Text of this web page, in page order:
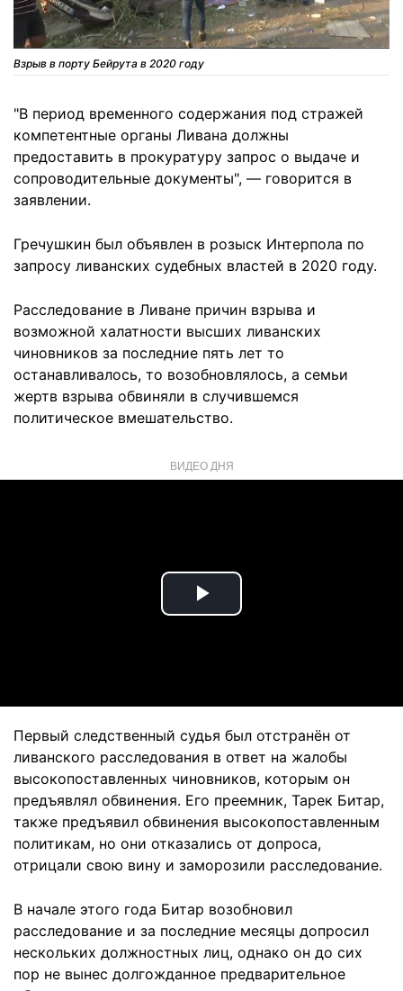
Взрыв в порту Бейрута в 2020 году
"В период временного содержания под стражей
компетентные органы Ливана должны
предоставить в прокуратуру запрос о выдаче и
сопроводительные документы", — говорится в
заявлении.
Гречушкин был объявлен в розыск Интерпола по
запросу ливанских судебных властей в 2020 году.
Расследование в Ливане причин взрыва и
возможной халатности высших ливанских
чиновников за последние пять лет то
останавливалось, то возобновлялось, а семьи
жертв взрыва обвиняли в случившемся
политическое вмешательство.
ВИДЕО ДНЯ
Play
Первый следственный судья был отстранён от
ливанского расследования в ответ на жалобы
высокопоставленных чиновников, которым он
предъявлял обвинения. Его преемник, Тарек Битар,
также предъявил обвинения высокопоставленным
политикам, но они отказались от допроса,
отрицали свою вину и заморозили расследование.
В начале этого года Битар возобновил
расследование и за последние месяцы допросил
нескольких должностных лиц, однако он до сих
пор не вынес долгожданное предварительное